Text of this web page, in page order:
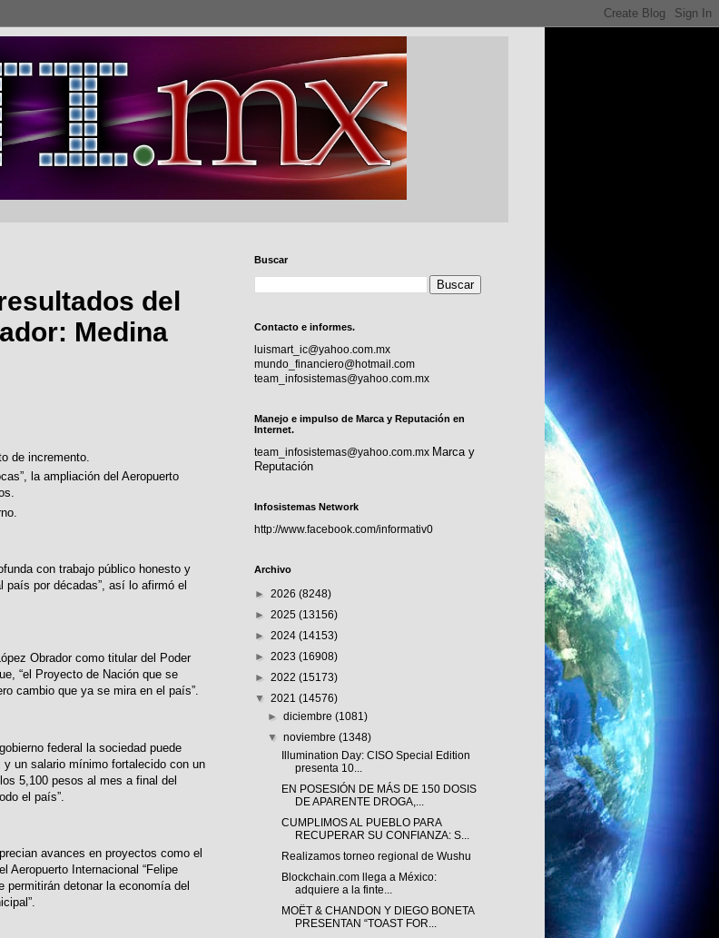
del
Medina
de incremento.
la ampliación del Aeropuerto
con trabajo público honesto y
por décadas”, así lo afirmó el
Obrador como titular del Poder
“el Proyecto de Nación que se
cambio que ya se mira en el país”.
federal la sociedad puede
y un salario mínimo fortalecido con un
5,100 pesos al mes a final del
el país”.
avances en proyectos como el
Aeropuerto Internacional “Felipe
detonar la economía del
Buscar
Contacto e informes.
luismart_ic@yahoo.com.mx
mundo_financiero@hotmail.com
team_infosistemas@yahoo.com.mx
Manejo e impulso de Marca y Reputación en
Internet.
team_infosistemas@yahoo.com.mx Marca y
Reputación
Infosistemas Network
http://www.facebook.com/informativ0
Archivo
► 2026 (8248)
► 2025 (13156)
► 2024 (14153)
► 2023 (16908)
► 2022 (15173)
▼ 2021 (14576)
►diciembre(1081)
▼noviembre(1348)
Illumination Day: CISO Special Edition
presenta 10...
EN POSESIÓN DE MÁS DE 150 DOSIS
DE APARENTE DROGA,...
CUMPLIMOS AL PUEBLO PARA
RECUPERAR SU CONFIANZA: S...
Realizamos torneo regional de Wushu
Blockchain.com llega a México:
adquiere a la finte...
MOËT & CHANDON Y DIEGO BONETA
PRESENTAN “TOAST FOR...